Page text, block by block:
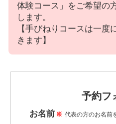
体験コース」をご希望の
します。
【手びねりコースは一度
きます】
予約フ
お名前 ※ 代表の方のお名前